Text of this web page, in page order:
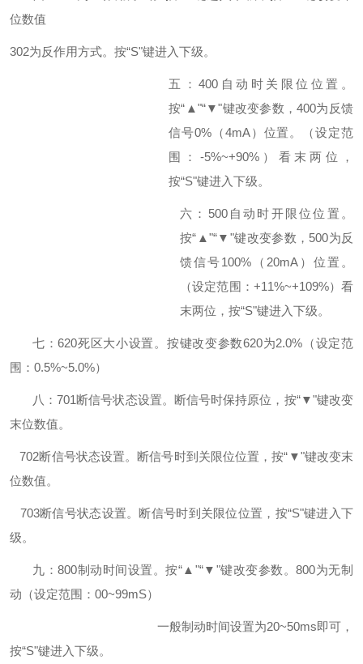
位数值
302为反作用方式。按“S"键进入下级。
五：400 自动时关限位位置。
按“▲"“▼"键改变参数，400为反馈
信号0%（4mA）位置。（设定范
围：-5%~+90%）看末两位，
按“S"键进入下级。
六： 500自动时开限位位置。
按“▲"“▼"键改变参数，500为反
馈信号100% （20mA ）位置。
（设定范围：+11%~+109%）看
末两位，按“S"键进入下级。
七：620死区大小设置。按键改变参数620为2.0% （设定范
围：0.5%~5.0%）
八：701断信号状态设置。断信号时保持原位，按“▼"键改变
末位数值。
702断信号状态设置。断信号时到关限位位置，按“▼"键改变末
位数值。
703断信号状态设置。断信号时到关限位位置，按“S"键进入下
级。
九：800制动时间设置。按“▲"“▼"键改变参数。800为无制
动（设定范围：00~99mS）
一般制动时间设置为20~50ms即可，
按“S"键进入下级。